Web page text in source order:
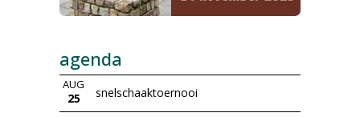
agenda
AUG
25 snelschaaktoernooi